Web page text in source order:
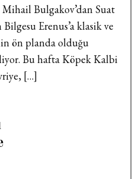
Mihail Bulgakov’dan Suat
Erenus’a klasik ve
ön planda olduğu
Bu hafta Köpek Kalbi
[…]